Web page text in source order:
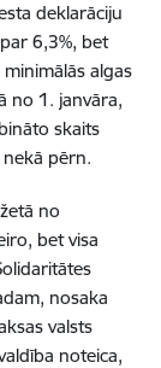
deklarāciju
6,3%, bet
algas
no 1. janvāra,
skaits
pērn.
no
bet visa
nosaka
valsts
noteica,